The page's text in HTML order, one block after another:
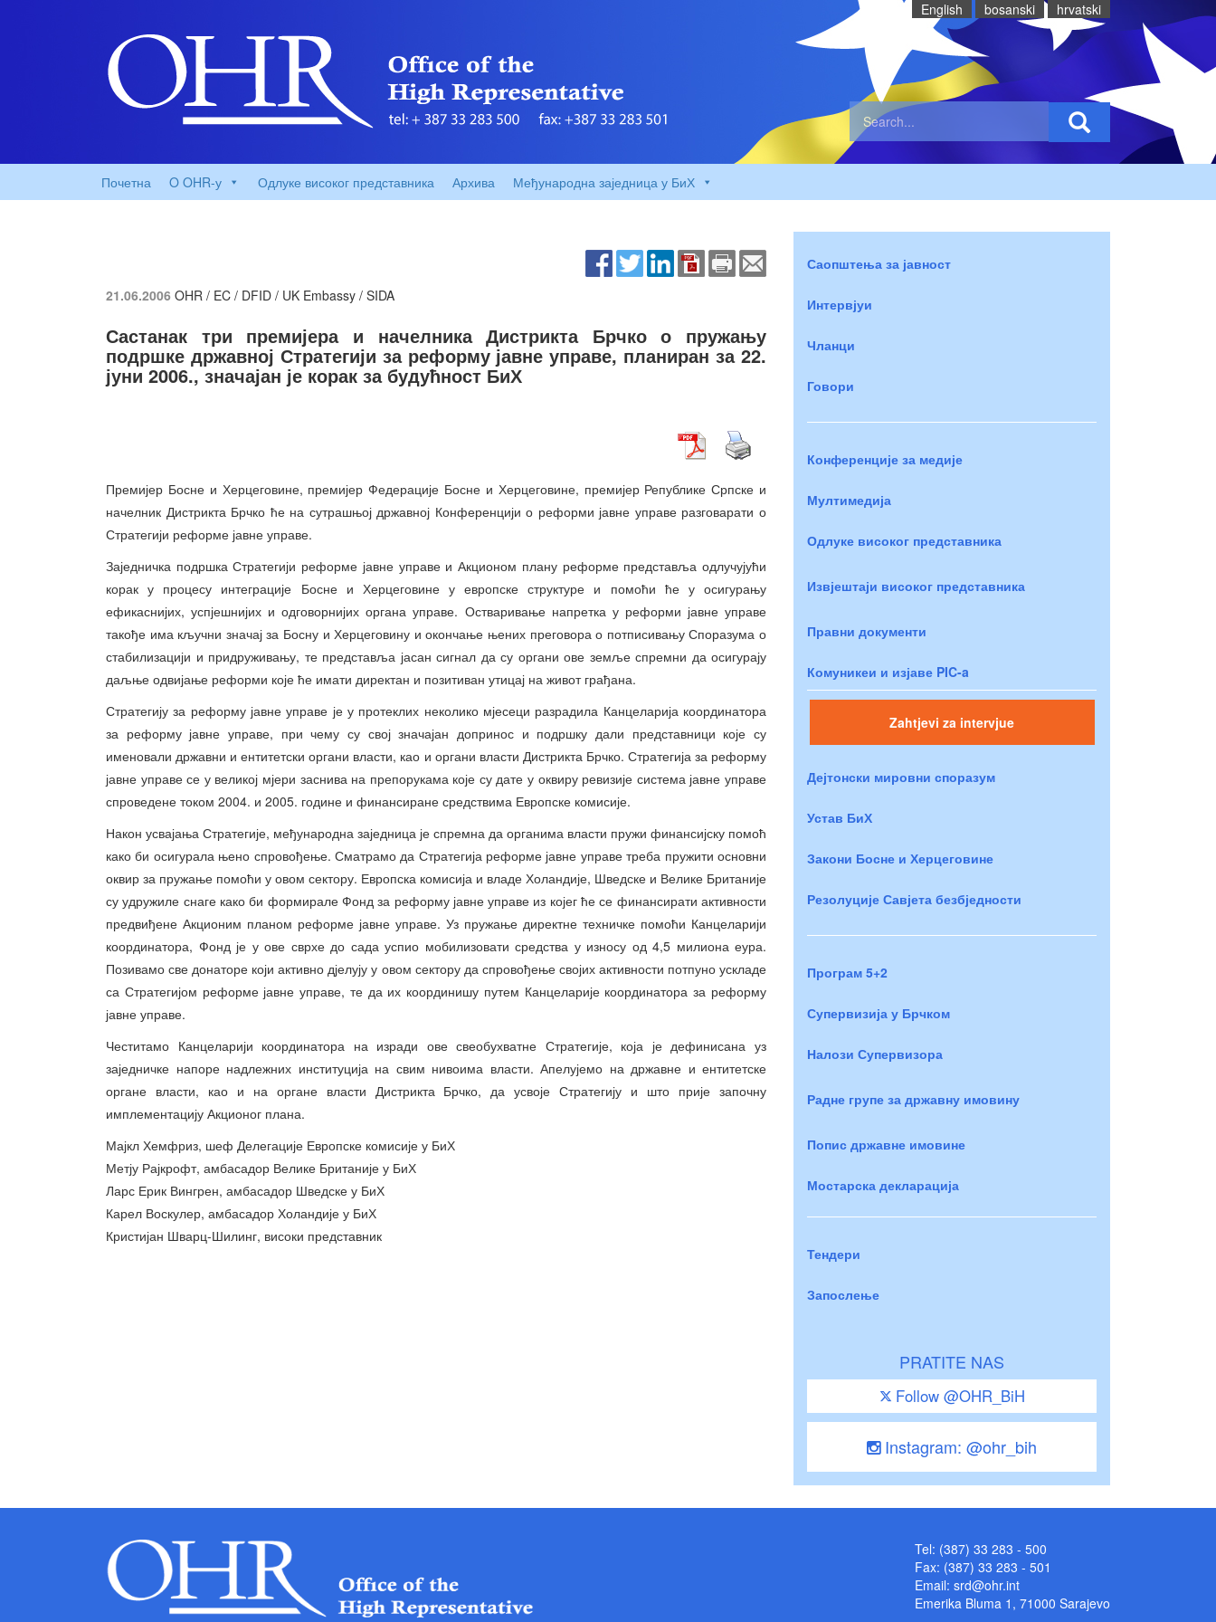
English bosanski hrvatski
Почетна O OHR-у Одлуке високог представника Архива Међународна заједница у БиХ
21.06.2006 OHR / EC / DFID / UK Embassy / SIDA
Састанак три премијера и начелника Дистрикта Брчко о пружању
подршке државној Стратегији за реформу јавне управе, планиран за 22.
јуни 2006., значајан је корак за будућност БиХ
Премијер Босне и Херцеговине, премијер Федерације Босне и Херцеговине, премијер Републике Српске и
начелник Дистрикта Брчко ће на сутрашњој државној Конференцији о реформи јавне управе разговарати о
Стратегији реформе јавне управе.
Заједничка подршка Стратегији реформе јавне управе и Акционом плану реформе представља одлучујући
корак у процесу интеграције Босне и Херцеговине у европске структуре и помоћи ће у осигурању
ефикаснијих, успјешнијих и одговорнијих органа управе. Остваривање напретка у реформи јавне управе
такође има кључни значај за Босну и Херцеговину и окончање њених преговора о потписивању Споразума о
стабилизацији и придруживању, те представља јасан сигнал да су органи ове земље спремни да осигурају
даљње одвијање реформи које ће имати директан и позитиван утицај на живот грађана.
Стратегију за реформу јавне управе је у протеклих неколико мјесеци разрадила Канцеларија координатора
за реформу јавне управе, при чему су свој значајан допринос и подршку дали представници које су
именовали државни и ентитетски органи власти, као и органи власти Дистрикта Брчко. Стратегија за реформу
јавне управе се у великој мјери заснива на препорукама које су дате у оквиру ревизије система јавне управе
спроведене током 2004. и 2005. године и финансиране средствима Европске комисије.
Након усвајања Стратегије, међународна заједница је спремна да органима власти пружи финансијску помоћ
како би осигурала њено спровођење. Сматрамо да Стратегија реформе јавне управе треба пружити основни
оквир за пружање помоћи у овом сектору. Европска комисија и владе Холандије, Шведске и Велике Британије
су удружиле снаге како би формирале Фонд за реформу јавне управе из којег ће се финансирати активности
предвиђене Акционим планом реформе јавне управе. Уз пружање директне техничке помоћи Канцеларији
координатора, Фонд је у ове сврхе до сада успио мобилизовати средства у износу од 4,5 милиона еура.
Позивамо све донаторе који активно дјелују у овом сектору да спровођење својих активности потпуно ускладе
са Стратегијом реформе јавне управе, те да их координишу путем Канцеларије координатора за реформу
јавне управе.
Честитамо Канцеларији координатора на изради ове свеобухватне Стратегије, која је дефинисана уз
заједничке напоре надлежних институција на свим нивоима власти. Апелујемо на државне и ентитетске
органе власти, као и на органе власти Дистрикта Брчко, да усвоје Стратегију и што прије започну
имплементацију Акционог плана.
Мајкл Хемфриз, шеф Делегације Европске комисије у БиХ
Метју Рајкрофт, амбасадор Велике Британије у БиХ
Ларс Ерик Вингрен, амбасадор Шведске у БиХ
Карел Воскулер, амбасадор Холандије у БиХ
Кристијан Шварц-Шилинг, високи представник
Саопштења за јавност
Интервјуи
Чланци
Говори
Конференције за медије
Мултимедија
Одлуке високог представника
Извјештаји високог представника
Правни документи
Комуникеи и изјаве PIC-a
Zahtjevi za intervjue
Дејтонски мировни споразум
Устав БиХ
Закони Босне и Херцеговине
Резолуције Савјета безбједности
Програм 5+2
Супервизија у Брчком
Налози Супервизора
Радне групе за државну имовину
Попис државне имовине
Мостарска декларација
Тендери
Запослење
PRATITE NAS
Follow @OHR_BiH
Instagram: @ohr_bih
Tel: (387) 33 283 - 500
Fax: (387) 33 283 - 501
Email: srd@ohr.int
Emerika Bluma 1, 71000 Sarajevo